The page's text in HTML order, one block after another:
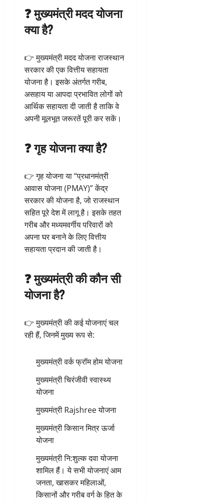
❓ मुख्यमंत्री मदद योजना
क्या है?
👉 मुख्यमंत्री मदद योजना राजस्थान
सरकार की एक वित्तीय सहायता
योजना है। इसके अंतर्गत गरीब,
असहाय या आपदा प्रभावित लोगों को
आर्थिक सहायता दी जाती है ताकि वे
अपनी मूलभूत जरूरतें पूरी कर सकें।
❓ गृह योजना क्या है?
👉 गृह योजना या “प्रधानमंत्री
आवास योजना (PMAY)” केंद्र
सरकार की योजना है, जो राजस्थान
सहित पूरे देश में लागू है। इसके तहत
गरीब और मध्यमवर्गीय परिवारों को
अपना घर बनाने के लिए वित्तीय
सहायता प्रदान की जाती है।
❓ मुख्यमंत्री की कौन सी
योजना है?
👉 मुख्यमंत्री की कई योजनाएं चल
रही हैं, जिनमें मुख्य रूप से:
मुख्यमंत्री वर्क फ्रॉम होम योजना
मुख्यमंत्री चिरंजीवी स्वास्थ्य
योजना
मुख्यमंत्री Rajshree योजना
मुख्यमंत्री किसान मित्र ऊर्जा
योजना
मुख्यमंत्री नि:शुल्क दवा योजना
शामिल हैं। ये सभी योजनाएं आम
जनता, खासकर महिलाओं,
किसानों और गरीब वर्ग के हित के